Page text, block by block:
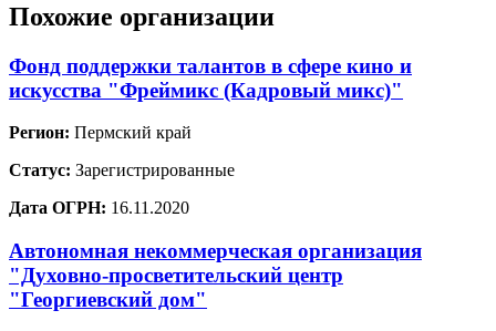
Похожие организации
Фонд поддержки талантов в сфере кино и
искусства "Фреймикс (Кадровый микс)"
Регион: Пермский край
Статус: Зарегистрированные
Дата ОГРН: 16.11.2020
Автономная некоммерческая организация
"Духовно-просветительский центр
"Георгиевский дом"